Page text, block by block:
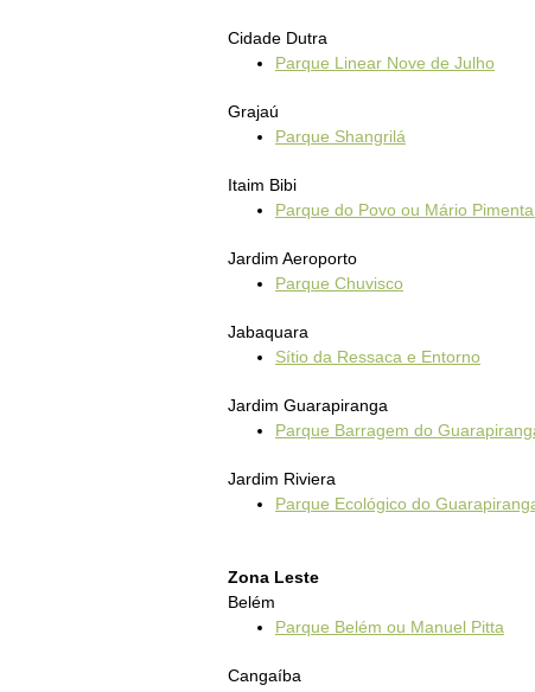
Cidade Dutra
Parque Linear Nove de Julho
Grajaú
Parque Shangrilá
Itaim Bibi
Parque do Povo ou Mário
Jardim Aeroporto
Parque Chuvisco
Jabaquara
Sítio da Ressaca e Entorno
Jardim Guarapiranga
Parque Barragem do
Jardim Riviera
Parque Ecológico do
Zona Leste
Belém
Parque Belém ou Manuel Pitta
Cangaíba